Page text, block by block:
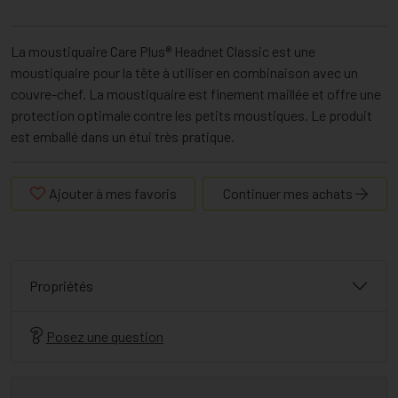
La moustiquaire Care Plus® Headnet Classic est une
moustiquaire pour la tête à utiliser en combinaison avec un
couvre-chef. La moustiquaire est finement maillée et offre une
protection optimale contre les petits moustiques. Le produit
est emballé dans un étui très pratique.
Ajouter à mes favoris Continuer mes achats
Propriétés
Posez une question